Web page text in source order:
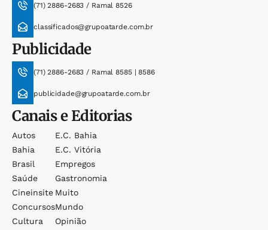
(71) 2886-2683 / Ramal 8526
classificados@grupoatarde.com.br
Publicidade
(71) 2886-2683 / Ramal 8585 | 8586
publicidade@grupoatarde.com.br
Canais e Editorias
Autos
Bahia
Brasil
Saúde
Cineinsite
Concursos
Cultura
E.c. Bahia
E.c. Vitória
Empregos
Gastronomia
Muito
Mundo
Opinião